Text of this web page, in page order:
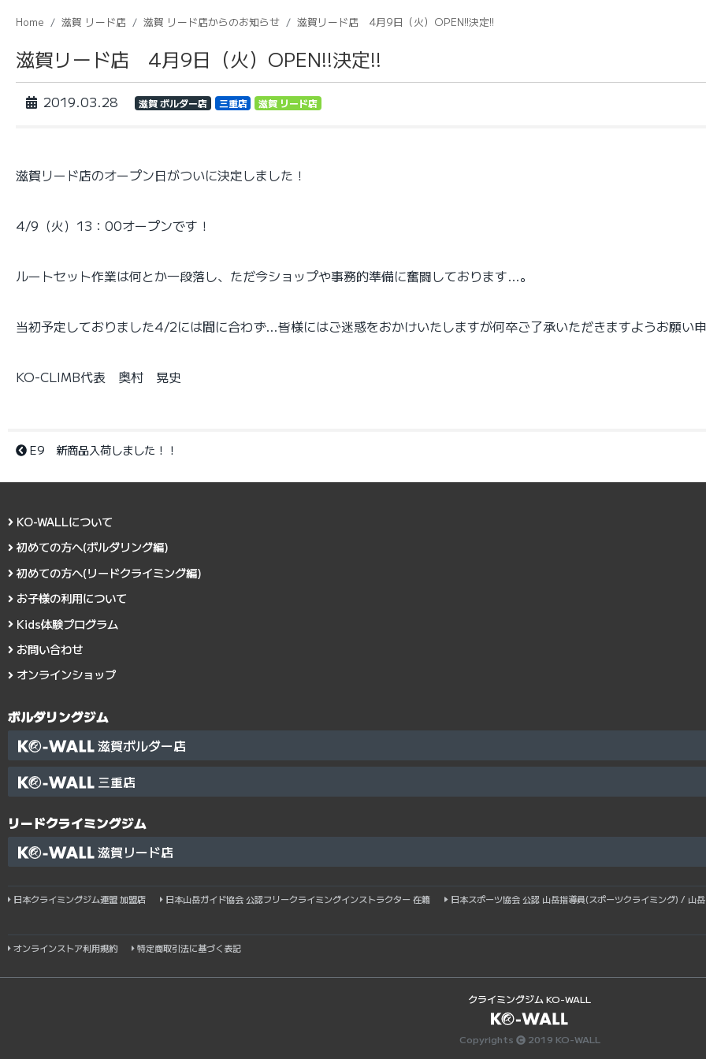
Home 滋賀 リード店 滋賀 リード店からのお知らせ 滋賀リード店 4月9日（火）OPEN!!決定!!
滋賀リード店 4月9日（火）OPEN!!決定!!
2019.03.28 滋賀 ボルダー店 三重店 滋賀 リード店
滋賀リード店のオープン日がついに決定しました！
4/9（火）13：00オープンです！
ルートセット作業は何とか一段落し、ただ今ショップや事務的準備に奮闘しております…。
当初予定しておりました4/2には間に合わず…皆様にはご迷惑をおかけいたしますが何卒ご了承いただきますようお願い申
KO-CLIMB代表 奥村 晃史
E9 新商品入荷しました！！
KO-WALLについて
初めての方へ(ボルダリング編)
初めての方へ(リードクライミング編)
お子様の利用について
Kids体験プログラム
お問い合わせ
オンラインショップ
ボルダリングジム
滋賀ボルダー店
三重店
リードクライミングジム
滋賀リード店
日本クライミングジム連盟 加盟店 日本山岳ガイド協会 公認フリークライミングインストラクター 在籍 日本スポーツ協会 公認 山岳指導員(スポーツクライミング) / 山
オンラインストア利用規約 特定商取引法に基づく表記
クライミングジム KO-WALL
Copyrights 2019 KO-WALL